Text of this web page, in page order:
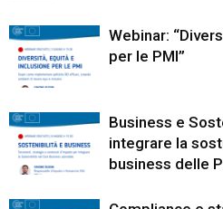
Webinar:
per le PMI”
Business e
integrare la
business delle